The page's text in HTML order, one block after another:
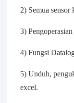
2) Semua
3)
4) Fungsi
5) Unduh,
excel.